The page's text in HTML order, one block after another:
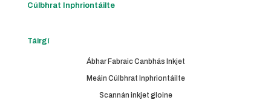
Cúlbhrat Inphriontáilte
Táirgí
Ábhar Fabraic Canbhás Inkjet
Meáin Cúlbhrat Inphriontáilte
Scannán inkjet gloine